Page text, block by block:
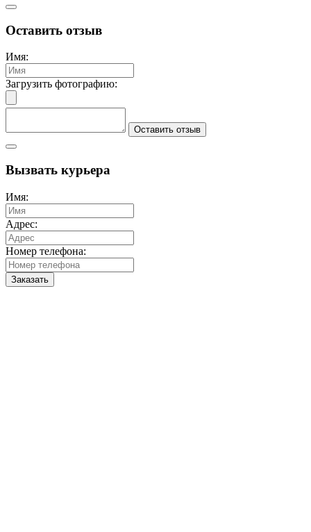
Оставить отзыв
Имя:
Загрузить фотографию:
Оставить отзыв
Вызвать курьера
Имя:
Адрес:
Номер телефона:
Заказать